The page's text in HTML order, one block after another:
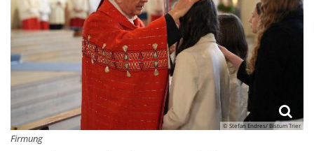
© Stefan Endres/ Bistum Trier
Firmung